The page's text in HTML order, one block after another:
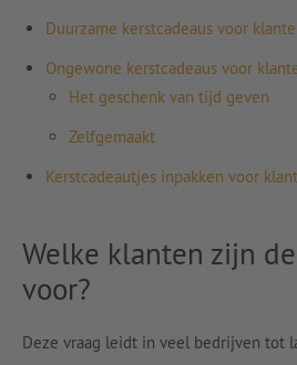
Duurzame kerstcadeaus voor
Ongewone kerstcadeaus voor
Het geschenk van tijd geven
Zelfgemaakt
Kerstcadeautjes inpakken voor
Welke klanten zijn
voor?
Deze vraag leidt in veel bedrijven tot